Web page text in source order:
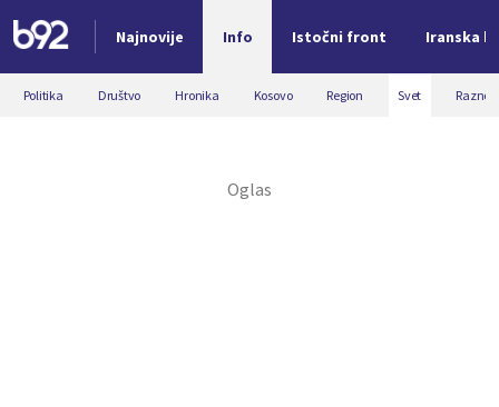
Najnovije Info Istočni front Iranska
Nova vest
Politika Društvo Hronika Kosovo Region Svet Razno